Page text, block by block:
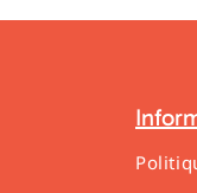
l’article